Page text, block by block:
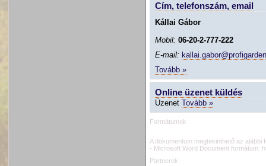
Cím, telefonszám, email
Kállai Gábor
Mobil: 06-20-2-777-222
E-mail:
Tovább »
Online üzenet küldés
Üzenet Tovább »
Formátumok
A dokumentum megtekinthető az alábbi
- Microsoft Word Document formátum:
Partnerek